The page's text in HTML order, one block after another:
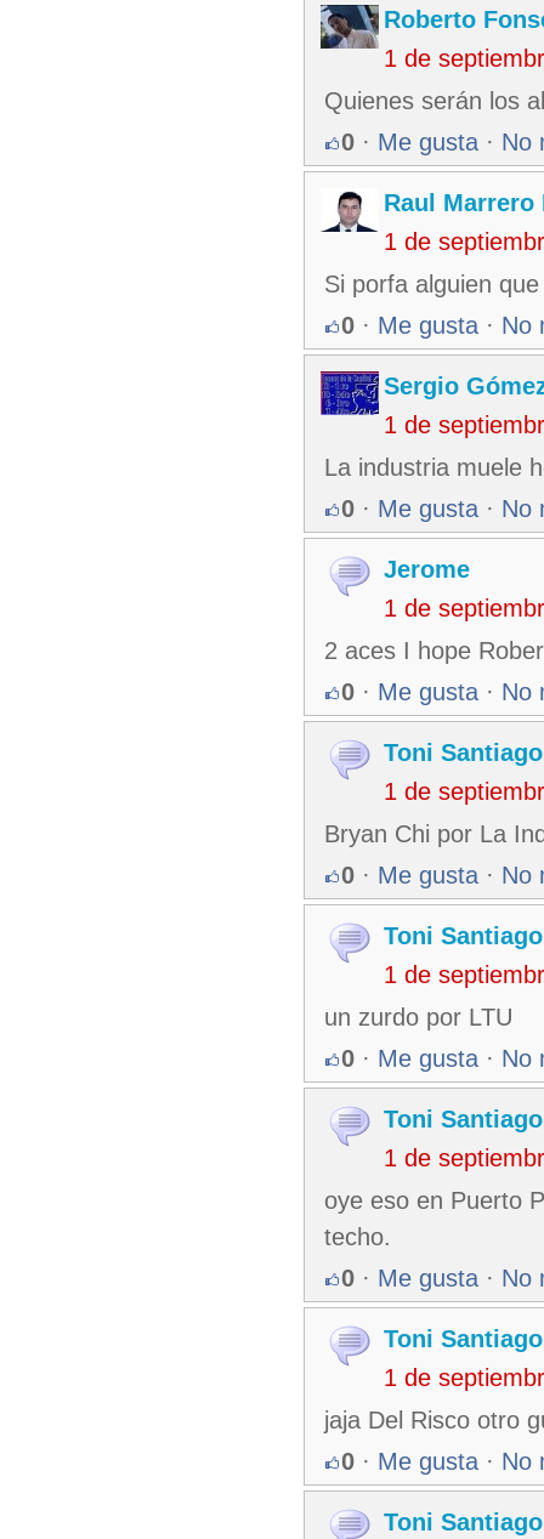
Roberto
1 de
Quienes serán los
0 · Me gusta · No
Raul Marrero
1 de
Si porfa alguien
0 · Me gusta · No
Sergio
1 de
La industria muele
0 · Me gusta · No
Jerome
1 de
2 aces I hope
0 · Me gusta · No
Toni Santiago
1 de
Bryan Chi por La
0 · Me gusta · No
Toni Santiago
1 de
un zurdo por LTU
0 · Me gusta · No
Toni Santiago
1 de
oye eso en Puerto
techo.
0 · Me gusta · No
Toni Santiago
1 de
jaja Del Risco otro
0 · Me gusta · No
Toni Santiago